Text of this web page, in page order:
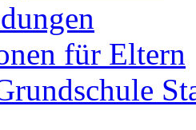
für Eltern